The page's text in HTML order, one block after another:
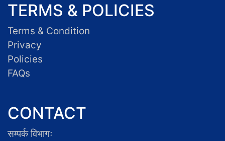
TERMS & POLICIES
Terms & Condition
Privacy
Policies
FAQs
CONTACT
सम्पर्क विभागः